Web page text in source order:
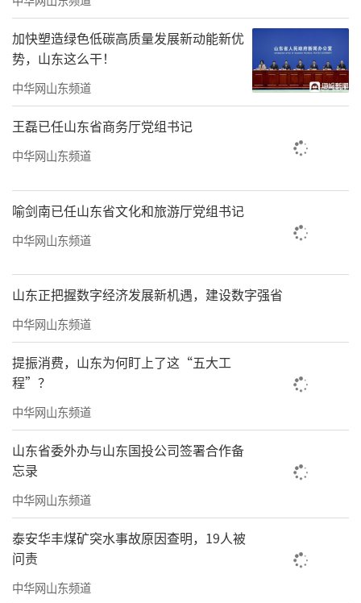
加快塑造绿色低碳高质量发展新动能新优
势，山东这么干！
中华网山东频道
王磊已任山东省商务厅党组书记
中华网山东频道
喻剑南已任山东省文化和旅游厅党组书记
中华网山东频道
山东正把握数字经济发展新机遇，建设数字强省
中华网山东频道
提振消费，山东为何盯上了这“五大工
程”？
中华网山东频道
山东省委外办与山东国投公司签署合作备
忘录
中华网山东频道
泰安华丰煤矿突水事故原因查明，19人被
问责
中华网山东频道